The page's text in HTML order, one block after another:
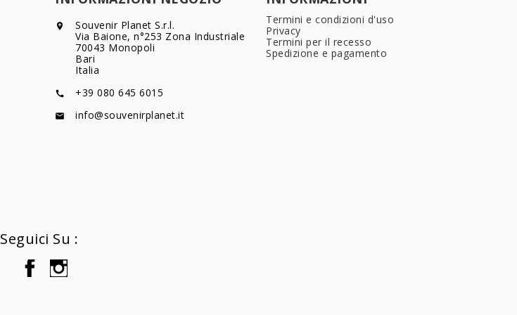

Souvenir Planet S.r.l.
Via Baione, n°253 Zona Industriale
70043 Monopoli
Bari
Italia
 +39 080 645 6015
 info@souvenirplanet.it
Termini e condizioni d'uso
Privacy
Termini per il recesso
Spedizione e pagamento
Seguici Su :